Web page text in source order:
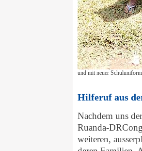
und mit neuer
Hilferuf aus
Nachdem uns
Ruanda-
weiteren,